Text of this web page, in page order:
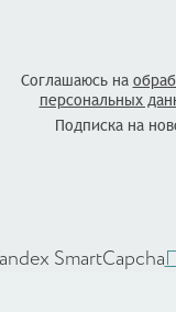
Соглашаюсь на
персональных
Подписка на
SmartCapcha